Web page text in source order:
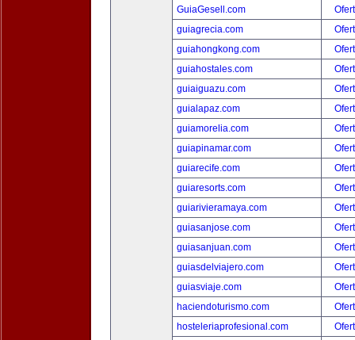
GuiaGesell.com
guiagrecia.com
guiahongkong.com
guiahostales.com
guiaiguazu.com
guialapaz.com
guiamorelia.com
guiapinamar.com
guiarecife.com
guiaresorts.com
guiarivieramaya.com
guiasanjose.com
guiasanjuan.com
guiasdelviajero.com
guiasviaje.com
haciendoturismo.com
hosteleriaprofesional.com